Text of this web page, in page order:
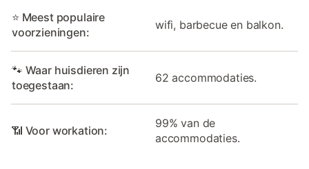
⭐ Meest populaire
voorzieningen:
wifi, barbecue en balkon.
🐾 Waar huisdieren zijn
toegestaan:
62 accommodaties.
📶 Voor workation:
99% van de
accommodaties.